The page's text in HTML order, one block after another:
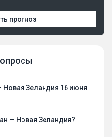
прогноз
Новая Зеландия 16 июня
— Новая Зеландия?